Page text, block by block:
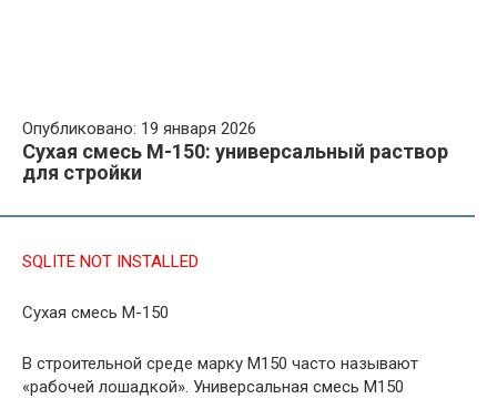
Опубликовано: 19 января 2026
Сухая смесь М-150: универсальный раствор
для стройки
SQLITE NOT INSTALLED
Сухая смесь М-150
В строительной среде марку М150 часто называют
«рабочей лошадкой». Универсальная смесь М150